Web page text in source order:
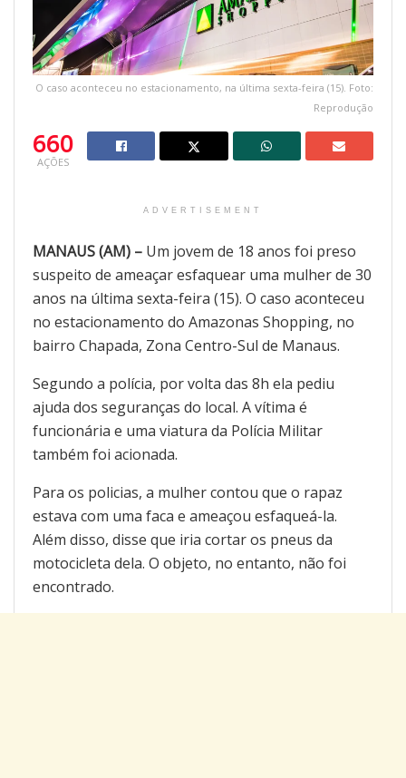
O caso aconteceu no estacionamento, na última sexta-feira (15). Foto:
Reprodução
660
AÇÕES
ADVERTISEMENT
MANAUS (AM) – Um jovem de 18 anos foi preso
suspeito de ameaçar esfaquear uma mulher de 30
anos na última sexta-feira (15). O caso aconteceu
no estacionamento do Amazonas Shopping, no
bairro Chapada, Zona Centro-Sul de Manaus.
Segundo a polícia, por volta das 8h ela pediu
ajuda dos seguranças do local. A vítima é
funcionária e uma viatura da Polícia Militar
também foi acionada.
Para os policias, a mulher contou que o rapaz
estava com uma faca e ameaçou esfaqueá-la.
Além disso, disse que iria cortar os pneus da
motocicleta dela. O objeto, no entanto, não foi
encontrado.